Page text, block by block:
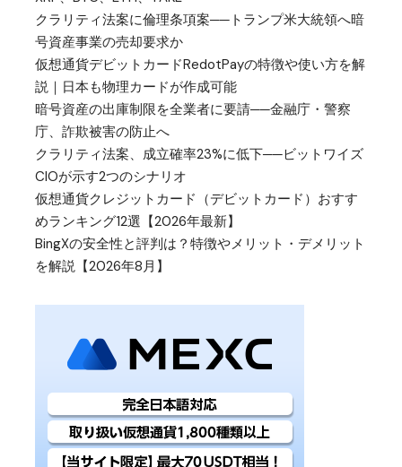
クラリティ法案に倫理条項案──トランプ米大統領へ暗
号資産事業の売却要求か
仮想通貨デビットカードRedotPayの特徴や使い方を解
説｜日本も物理カードが作成可能
暗号資産の出庫制限を全業者に要請──金融庁・警察
庁、詐欺被害の防止へ
クラリティ法案、成立確率23%に低下──ビットワイズ
CIOが示す2つのシナリオ
仮想通貨クレジットカード（デビットカード）おすす
めランキング12選【2026年最新】
BingXの安全性と評判は？特徴やメリット・デメリット
を解説【2026年8月】